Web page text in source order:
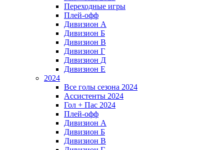
Переходные игры
Плей-офф
Дивизион A
Дивизион Б
Дивизион В
Дивизион Г
Дивизион Д
Дивизион Е
2024
Все голы сезона 2024
Ассистенты 2024
Гол + Пас 2024
Плей-офф
Дивизион A
Дивизион Б
Дивизион В